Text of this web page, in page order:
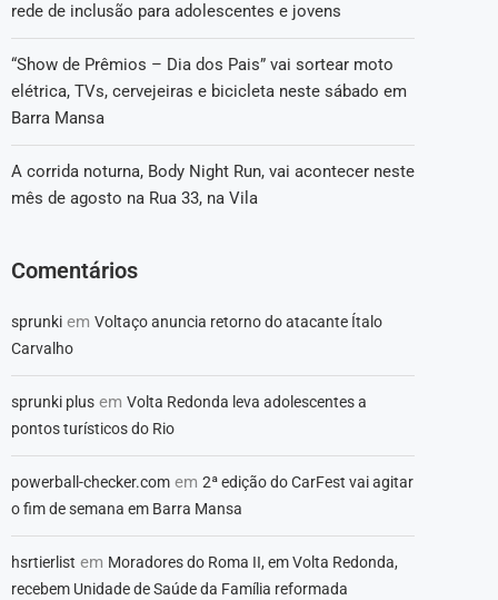
rede de inclusão para adolescentes e jovens
“Show de Prêmios – Dia dos Pais” vai sortear moto
elétrica, TVs, cervejeiras e bicicleta neste sábado em
Barra Mansa
A corrida noturna, Body Night Run, vai acontecer neste
mês de agosto na Rua 33, na Vila
Comentários
sprunki em Voltaço anuncia retorno do atacante Ítalo
Carvalho
sprunki plus em Volta Redonda leva adolescentes a
pontos turísticos do Rio
powerball-checker.com em 2ª edição do CarFest vai agitar
o fim de semana em Barra Mansa
hsrtierlist em Moradores do Roma II, em Volta Redonda,
recebem Unidade de Saúde da Família reformada